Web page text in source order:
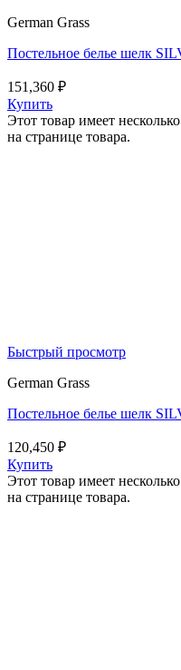
German Grass
Постельное белье шелк
151,360 ₽
Купить
Этот товар имеет
на странице товара.
Быстрый просмотр
German Grass
Постельное белье шелк
120,450 ₽
Купить
Этот товар имеет
на странице товара.